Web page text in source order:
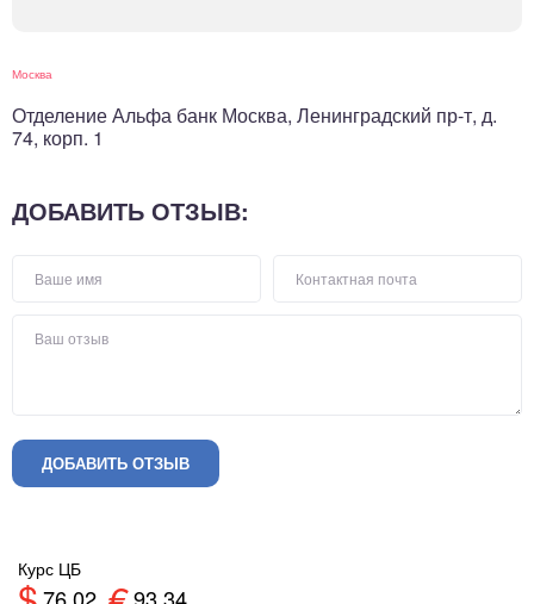
Москва
Отделение Альфа банк Москва, Ленинградский пр-т, д.
74, корп. 1
ДОБАВИТЬ ОТЗЫВ:
ДОБАВИТЬ ОТЗЫВ
Курс ЦБ
76.02 93.34